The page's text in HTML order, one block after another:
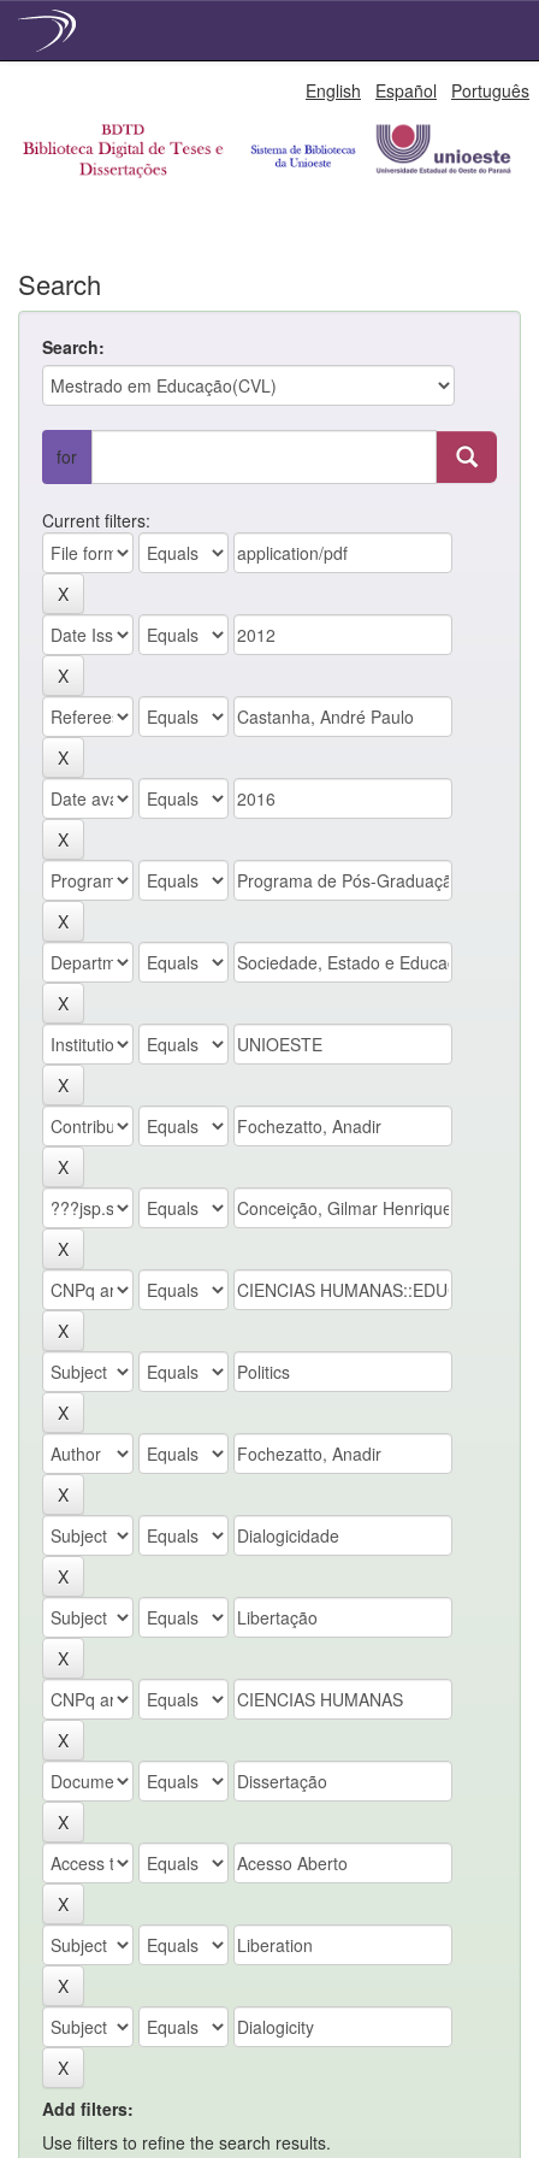
English Español Português
Search
Search:
for
Current filters:
Add filters:
Use filters to refine the search results.